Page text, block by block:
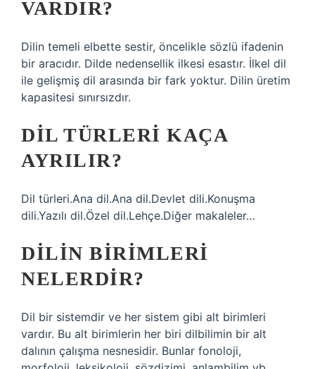
VARDIR?
Dilin temeli elbette sestir, öncelikle sözlü ifadenin
bir aracıdır. Dilde nedensellik ilkesi esastır. İlkel dil
ile gelişmiş dil arasında bir fark yoktur. Dilin üretim
kapasitesi sınırsızdır.
DIL TÜRLERI KAÇA
AYRILIR?
Dil türleri.Ana dil.Ana dil.Devlet dili.Konuşma
dili.Yazılı dil.Özel dil.Lehçe.Diğer makaleler…
DILIN BIRIMLERI
NELERDIR?
Dil bir sistemdir ve her sistem gibi alt birimleri
vardır. Bu alt birimlerin her biri dilbilimin bir alt
dalının çalışma nesnesidir. Bunlar fonoloji,